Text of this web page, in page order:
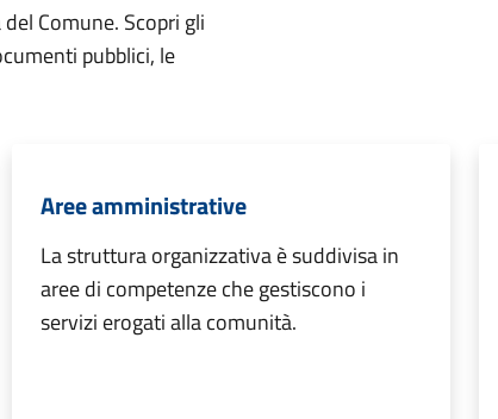
Comune. Scopri gli
pubblici, le
Aree amministrative
La struttura organizzativa è suddivisa in
aree di competenze che gestiscono i
servizi erogati alla comunità.